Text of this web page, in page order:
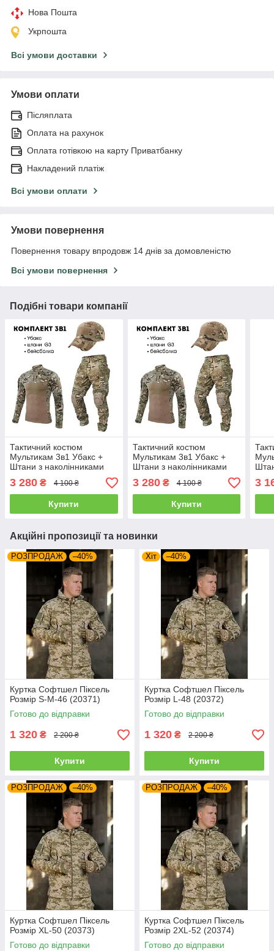
Нова Пошта
Укрпошта
Всі умови доставки
Умови оплати
Післяплата
Оплата на рахунок
Оплата готівкою на карту Приватбанку
Накладений платіж
Всі умови оплати
Умови повернення
Повернення товару впродовж 14 днів за домовленістю
Всі умови повернення
Подібні товари компанії
Тактичний костюм
Мультикам 3в1 Убакс +
Штани з наколінниками
G3 + кепка Розмір S
3 280 ₴ 4 100 ₴
Купити
Тактичний костюм
Мультикам 3в1 Убакс +
Штани з наколінниками
G3 + кепка Розмір M
3 280₴ 4 100 ₴
Купити
G3
3
Акційні пропозиції та новинки
РОЗПРОДАЖ –40%
Куртка Софтшел Піксель
Розмір S-M-46 (20371)
Готово до відправки
1 320 ₴ 2 200 ₴
Купити
Хіт –40%
Куртка Софтшел Піксель
Розмір L-48 (20372)
Готово до відправки
1 320 ₴ 2 200 ₴
Купити
РОЗПРОДАЖ –40%
Куртка Софтшел Піксель
Розмір XL-50 (20373)
Готово до відправки
РОЗПРОДАЖ –40%
Куртка Софтшел Піксель
Розмір 2XL-52 (20374)
Готово до відправки